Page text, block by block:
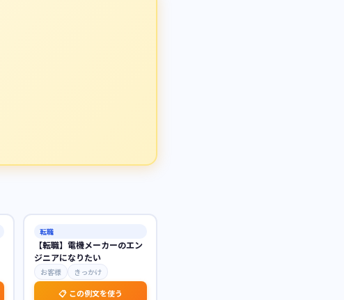
転職
【転職】電機メーカーのエン
ジニアになりたい
お客様 きっかけ
📋 この例文を使う